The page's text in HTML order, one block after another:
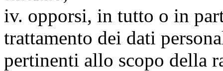
iv. opporsi, in tutto o in
trattamento dei dati
pertinenti allo scopo della